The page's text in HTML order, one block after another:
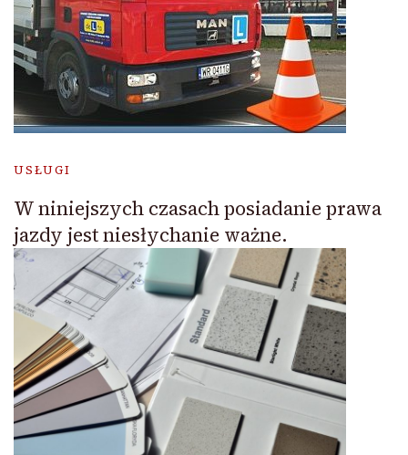
USŁUGI
W niniejszych czasach posiadanie prawa
jazdy jest niesłychanie ważne.